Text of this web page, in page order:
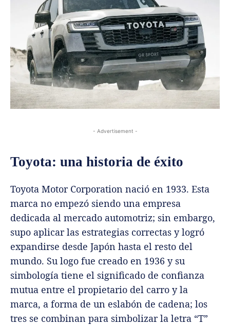
- Advertisement -
Toyota: una historia de éxito
Toyota Motor Corporation nació en 1933. Esta
marca no empezó siendo una empresa
dedicada al mercado automotriz; sin embargo,
supo aplicar las estrategias correctas y logró
expandirse desde Japón hasta el resto del
mundo. Su logo fue creado en 1936 y su
simbología tiene el significado de confianza
mutua entre el propietario del carro y la
marca, a forma de un eslabón de cadena; los
tres se combinan para simbolizar la letra “T”